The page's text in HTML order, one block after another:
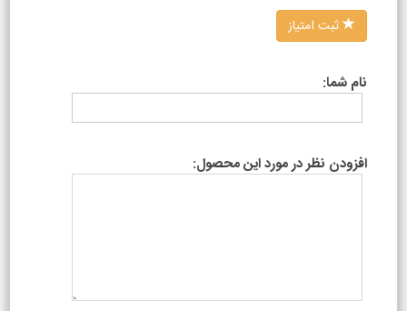
ثبت امتیاز
نام شما:
افزودن نظر در مورد این محصول: